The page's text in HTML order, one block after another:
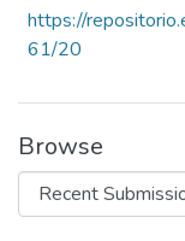
Reglamento
Formatos
Manuales
https://
61/20
Browse